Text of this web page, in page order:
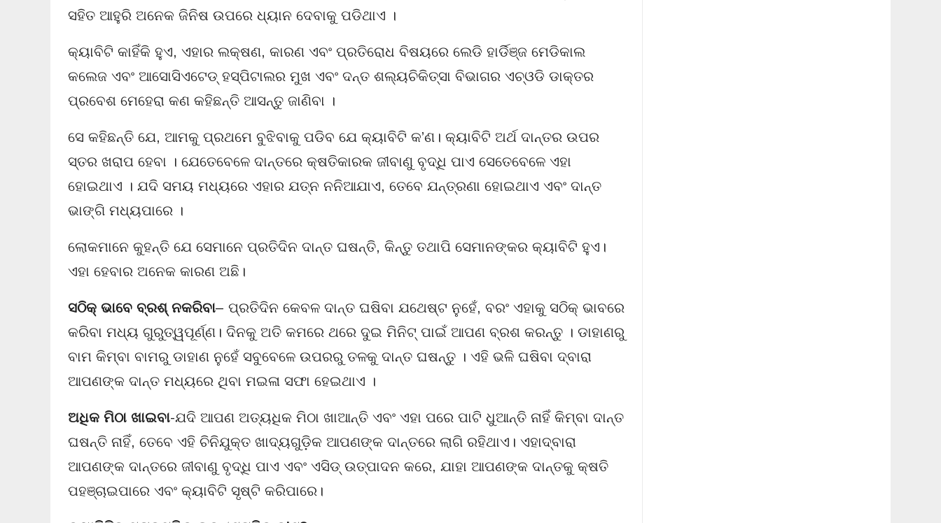
ସହିତ ଆହୁରି ଅନେକ ଜିନିଷ ଉପରେ ଧ୍ୟାନ ଦେବାକୁ ପଡିଥାଏ ।
କ୍ୟାବିଟି କାହିଁକି ହୁଏ, ଏହାର ଲକ୍ଷଣ, କାରଣ ଏବଂ ପ୍ରତିରୋଧ ବିଷୟରେ ଲେଡି ହାର୍ଡିଞ୍ଜ ​​ମେଡିକାଲ
କଲେଜ ଏବଂ ଆସୋସିଏଟେଡ୍ ହସ୍ପିଟାଲର ମୁଖ ଏବଂ ଦନ୍ତ ଶଲ୍ୟଚିକିତ୍ସା ବିଭାଗର ଏଚ୍ଓଡି ଡାକ୍ତର
ପ୍ରବେଶ ମେହେରା କଣ କହିଛନ୍ତି ଆସନ୍ତୁ ଜାଣିବା ।
ସେ କହିଛନ୍ତି ଯେ, ଆମକୁ ପ୍ରଥମେ ବୁଝିବାକୁ ପଡିବ ଯେ କ୍ୟାବିଟି କ’ଣ। କ୍ୟାବିଟି ଅର୍ଥ ଦାନ୍ତର ଉପର
ସ୍ତର ଖରାପ ହେବା । ଯେତେବେଳେ ଦାନ୍ତରେ କ୍ଷତିକାରକ ଜୀବାଣୁ ବୃଦ୍ଧି ପାଏ ସେତେବେଳେ ଏହା
ହୋଇଥାଏ । ଯଦି ସମୟ ମଧ୍ୟରେ ଏହାର ଯତ୍ନ ନନିଆଯାଏ, ତେବେ ଯନ୍ତ୍ରଣା ହୋଇଥାଏ ଏବଂ ଦାନ୍ତ
ଭାଙ୍ଗି ମଧ୍ୟପାରେ ।
ଲୋକମାନେ କୁହନ୍ତି ଯେ ସେମାନେ ପ୍ରତିଦିନ ଦାନ୍ତ ଘଷନ୍ତି, କିନ୍ତୁ ତଥାପି ସେମାନଙ୍କର କ୍ୟାବିଟି ହୁଏ।
ଏହା ହେବାର ଅନେକ କାରଣ ଅଛି।
ସଠିକ୍ ଭାବେ ବ୍ରଶ୍ ନକରିବା– ପ୍ରତିଦିନ କେବଳ ଦାନ୍ତ ଘଷିବା ଯଥେଷ୍ଟ ନୁହେଁ, ବରଂ ଏହାକୁ ସଠିକ୍ ଭାବରେ
କରିବା ମଧ୍ୟ ଗୁରୁତ୍ୱପୂର୍ଣ୍ଣ। ଦିନକୁ ଅତି କମରେ ଥରେ ଦୁଇ ମିନିଟ୍ ପାଇଁ ଆପଣ ବ୍ରଶ କରନ୍ତୁ । ଡାହାଣରୁ
ବାମ କିମ୍ବା ବାମରୁ ଡାହାଣ ନୁହେଁ ସବୁବେଳେ ଉପରରୁ ତଳକୁ ଦାନ୍ତ ଘଷନ୍ତୁ । ଏହି ଭଳି ଘଷିବା ଦ୍ବାରା
ଆପଣଙ୍କ ଦାନ୍ତ ମଧ୍ୟରେ ଥିବା ମଇଳା ସଫା ହେଇଥାଏ ।
ଅଧିକ ମିଠା ଖାଇବା-ଯଦି ଆପଣ ଅତ୍ୟଧିକ ମିଠା ଖାଆନ୍ତି ଏବଂ ଏହା ପରେ ପାଟି ଧୁଆନ୍ତି ନାହିଁ କିମ୍ବା ଦାନ୍ତ
ଘଷନ୍ତି ନାହିଁ, ତେବେ ଏହି ଚିନିଯୁକ୍ତ ଖାଦ୍ୟଗୁଡ଼ିକ ଆପଣଙ୍କ ଦାନ୍ତରେ ଲାଗି ରହିଥାଏ। ଏହାଦ୍ବାରା
ଆପଣଙ୍କ ଦାନ୍ତରେ ଜୀବାଣୁ ବୃଦ୍ଧି ପାଏ ଏବଂ ଏସିଡ୍ ଉତ୍ପାଦନ କରେ, ଯାହା ଆପଣଙ୍କ ଦାନ୍ତକୁ କ୍ଷତି
ପହଞ୍ଚାଇପାରେ ଏବଂ କ୍ୟାବିଟି ସୃଷ୍ଟି କରିପାରେ।